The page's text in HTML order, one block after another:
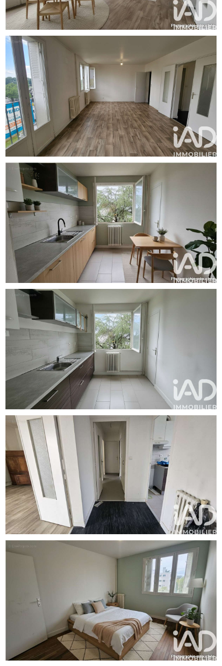
- Luminosité de la pièce de vie grâce à son exposition
plein SUD
- Commodités : Commerces, services et transports
(Chronobus) au pied de la résidence.
- Charges maîtrisées : Incluant l'eau chaude et le
chauffage (réseau de chaleur urbain).
POTENTIEL & RÉNOVATION :
Quelques travaux de rafraîchissement (peintures, salle
d'eau et chambre) suffiront à révéler tout le cachet de cet
appartement. Une opportunité rare de valoriser un bien au
fort potentiel situé dans un secteur très prisé.
LE 'PLUS' : Rénovation énergétique globale VOTÉE et
PAYÉE
Le futur propriétaire bénéficiera d'un logement aux
prestations énergétiques modernisées sans surcoût :
- Isolation thermique par l'extérieur (ITE) et isolation des
planchers bas.
- Menuiseries neuves et volets roulants (confort
thermique et acoustique renforcé).
- VMC individuelle (garantissant un air sain et sec) et
robinets thermostatiques.
L'ENSEMBLE DE CES TRAVAUX EST INTÉGRALEMENT
PRIS EN CHARGE PAR LE PROPRIÉTAIRE ACTUEL.
La presente annonce immobiliere vise 3 lots situés dans
une copropriété de 221 lots au total et ne faisant l'objet
d'aucune procédure en cours citée à l'article L. 721-1 du
code de la construction et de l'habitation. Montant moyen
mensuel de charges déclaré par le vendeur : 197¤ par
mois (soit 2364 ¤ annuel). Honoraires d'agence à la
charge du vendeur.
La présentation d'une pièce d'identité en cours de validité
sera demandée à la visite, conformément à l'article L. 561-
5 du Code monétaire et financier. Les informations sur les
risques auxquels ce bien est exposé, y compris
l'obligation légale de débroussaillement, sont disponibles
sur le site Géorisques : http://www.georisques.gouv.fr.
La présente annonce immobilière a été rédigée sous la
responsabilité éditoriale de Mme Myriam Nakad
mandataire indépendant en immobilier (sans détention de
fonds), agent commercial de la SAS I@D France
immatriculé au RSAC de nantes sous le numéro
993527324, titulaire de la carte de démarchage
immobilier pour le compte de la société I@D France
SAS.Informations LOI ALUR : Soumis au régime de
copropriété. Nombre de lots : 221. Quote part
annuelle(moyenne) : 2364 euros. Honoraires charge
vendeur. (gedeon_6727_33109714)